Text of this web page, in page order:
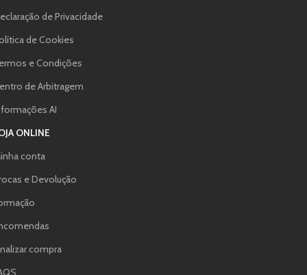
de Privacidade
de Cookies
e Condições
de Arbitragem
AI
ONLINE
conta
e Devolução
compra